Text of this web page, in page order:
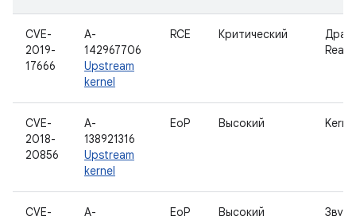
CVE-
2019-
17666
A-
142967706
Upstream
kernel
RCE Критический
CVE-
2018-
20856
A-
138921316
Upstream
kernel
EoP Высокий Kernel
CVE-
A-
EoP Высокий